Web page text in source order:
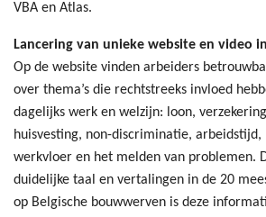
VBA en Atlas.
Lancering van unieke website en video
Op de website vinden arbeiders
over thema’s die rechtstreeks invloed
dagelijks werk en welzijn: loon,
huisvesting, non-discriminatie, arbeidstijd,
werkvloer en het melden van problemen.
duidelijke taal en vertalingen in de 20
op Belgische bouwwerven is deze